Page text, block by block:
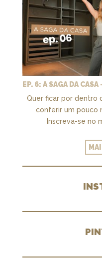
Quer ficar por dentro
conferir um pouco
Inscreva-se no